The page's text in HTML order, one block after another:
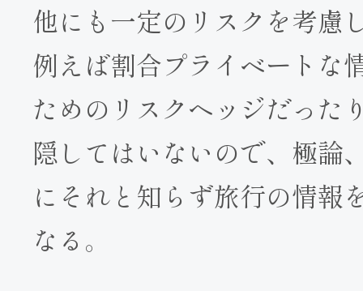
他にも一定のリスクを考慮
例えば割合プライベートな
ためのリスクヘッジだった
隠してはいないので、極論
にそれと知らず旅行の情報
なる。